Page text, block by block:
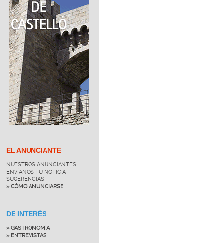
EL ANUNCIANTE
NUESTROS ANUNCIANTES
ENVÍANOS TU NOTICIA
SUGERENCIAS
» CÓMO ANUNCIARSE
DE INTERÉS
» GASTRONOMÍA
» ENTREVISTAS